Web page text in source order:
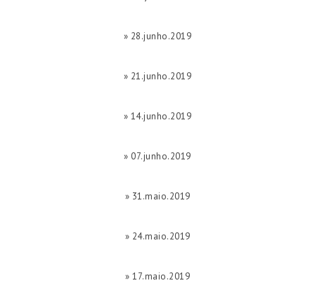
» 28.junho.2019
» 21.junho.2019
» 14.junho.2019
» 07.junho.2019
» 31.maio.2019
» 24.maio.2019
» 17.maio.2019